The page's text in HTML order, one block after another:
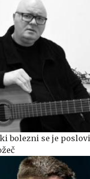
bolezni se je